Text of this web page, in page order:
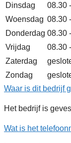
Dinsdag
08.30
Woensdag 08.30
Donderdag 08.30
Vrijdag
08.30
Zaterdag
Zondag
Waar is dit bedrijf
Het bedrijf is
Wat is het